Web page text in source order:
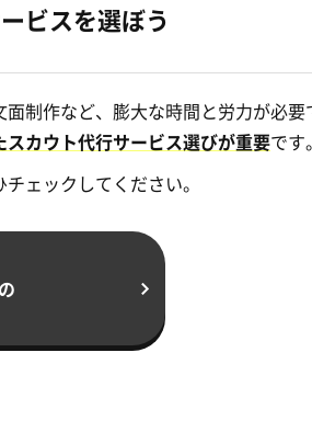
ビスを選ぼう
制作など、膨大な時間と労力が必要
スカウト代行サービス選びが重要です
ェックしてください。